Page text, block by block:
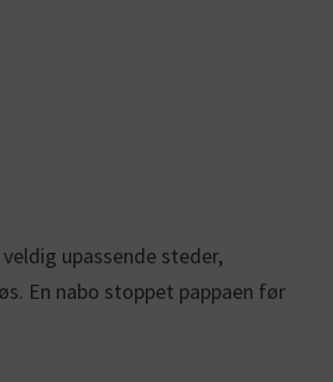
upassende steder,
En nabo stoppet pappaen før